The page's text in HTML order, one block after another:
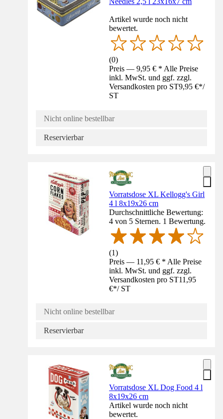
Artikel wurde noch nicht
bewertet.
(0)
Preis — 9,95 € * Alle Preise
inkl. MwSt. und ggf. zzgl.
Versandkosten pro ST9,95 €*/
ST
Nicht online bestellbar
Reservierbar
Vorratsdose XL Kellogg's Girl
4 l 8x19x26 cm
Durchschnittliche Bewertung:
4 von 5 Sternen. 1 Bewertung.
(1)
Preis — 11,95 € * Alle Preise
inkl. MwSt. und ggf. zzgl.
Versandkosten pro ST11,95
€*/ ST
Nicht online bestellbar
Reservierbar
Vorratsdose XL Dog Food 4 l
8x19x26 cm
Artikel wurde noch nicht
bewertet.